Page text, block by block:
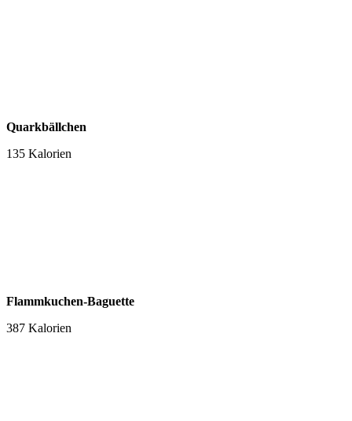
Quarkbällchen
135 Kalorien
Flammkuchen-Baguette
387 Kalorien